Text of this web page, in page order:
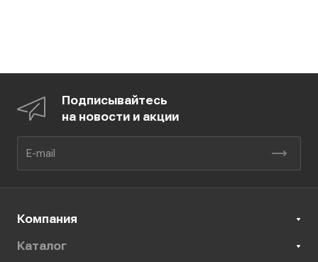
Подписывайтесь
на новости и акции
Компания
Каталог